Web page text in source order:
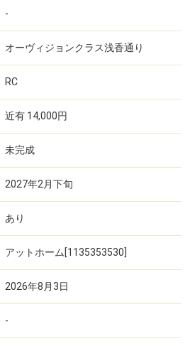
-
オーヴィジョンクラス浅香通り
RC
近有 14,000円
未完成
2027年2月下旬
あり
アットホーム[1135353530]
2026年8月3日
-